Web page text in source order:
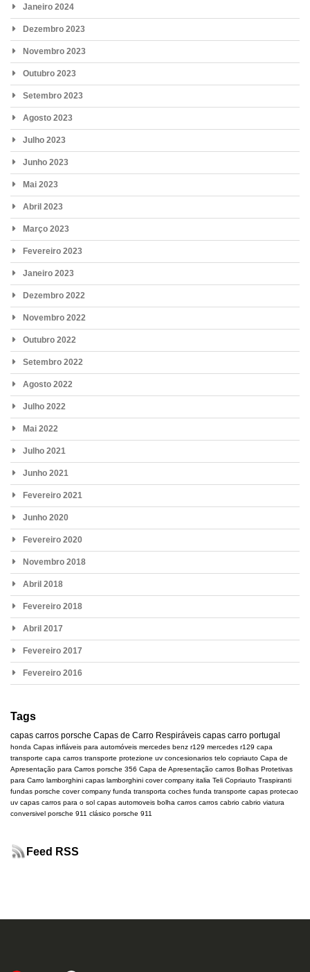
Janeiro 2024
Dezembro 2023
Novembro 2023
Outubro 2023
Setembro 2023
Agosto 2023
Julho 2023
Junho 2023
Mai 2023
Abril 2023
Março 2023
Fevereiro 2023
Janeiro 2023
Dezembro 2022
Novembro 2022
Outubro 2022
Setembro 2022
Agosto 2022
Julho 2022
Mai 2022
Julho 2021
Junho 2021
Fevereiro 2021
Junho 2020
Fevereiro 2020
Novembro 2018
Abril 2018
Fevereiro 2018
Abril 2017
Fevereiro 2017
Fevereiro 2016
Tags
capas carros porsche Capas de Carro Respiráveis capas carro portugal
honda Capas infláveis para automóveis mercedes benz r129 mercedes r129 capa
transporte capa carros transporte protezione uv concesionarios telo copriauto Capa de
Apresentação para Carros porsche 356 Capa de Apresentação carros Bolhas Protetivas
para Carro lamborghini capas lamborghini cover company italia Teli Copriauto Traspiranti
fundas porsche cover company funda transporta coches funda transporte capas protecao
uv capas carros para o sol capas automoveis bolha carros carros cabrio cabrio viatura
conversivel porsche 911 clásico porsche 911
Feed RSS